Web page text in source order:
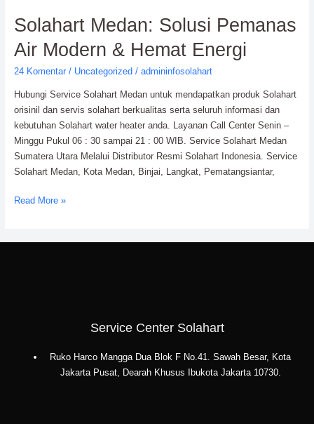
Solahart Medan: Solusi Pemanas
Air Modern & Hemat Energi
24 Komentar / Uncategorized / admininfosolahart
Hubungi Service Solahart Medan untuk mendapatkan produk Solahart
orisinil dan servis solahart berkualitas serta seluruh informasi dan
kebutuhan Solahart water heater anda. Layanan Call Center Senin –
Minggu Pukul 06 : 30 sampai 21 : 00 WIB. Service Solahart Medan
Sumatera Utara Melalui Distributor Resmi Solahart Indonesia. Service
Solahart Medan, Kota Medan, Binjai, Langkat, Pematangsiantar,
Solahart
Medan:
Solusi
Pemanas
Modern
&
Hemat
Energi
Read More »
Service Center Solahart
Ruko Harco Mangga Dua Blok F No.41. Sawah Besar, Kota
Jakarta Pusat, Dearah Khusus Ibukota Jakarta 10730.